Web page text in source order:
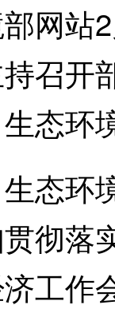
站2
召开
态环
环
彻落
工作